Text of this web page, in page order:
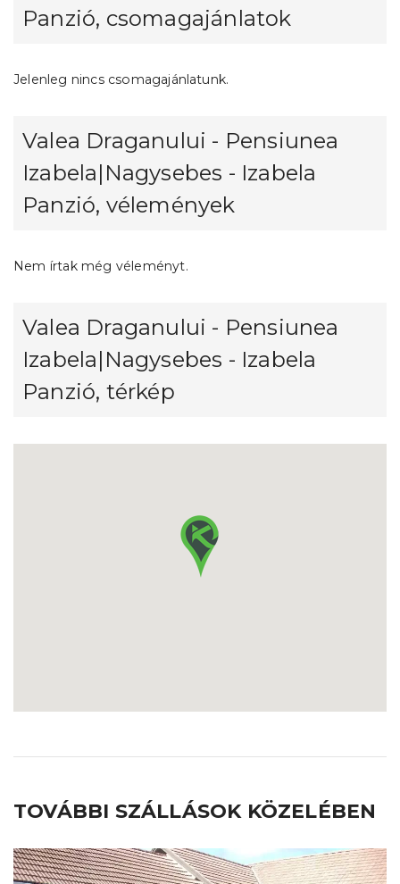
Panzió, csomagajánlatok
Jelenleg nincs csomagajánlatunk.
Valea Draganului - Pensiunea
Izabela|Nagysebes - Izabela
Panzió, vélemények
Nem írtak még véleményt.
Valea Draganului - Pensiunea
Izabela|Nagysebes - Izabela
Panzió, térkép
TOVÁBBI SZÁLLÁSOK KÖZELÉBEN